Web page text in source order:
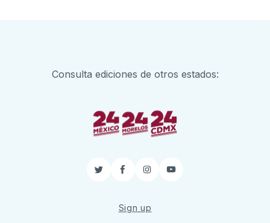
Consulta ediciones de otros estados:
TwitterFacebook
InstagramYouTube
Sign up